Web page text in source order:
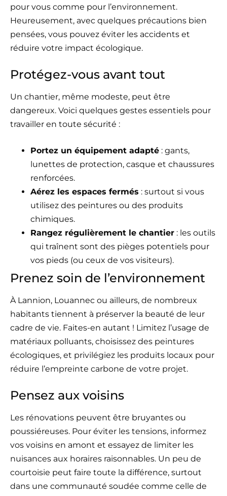
pour vous comme pour l’environnement.
Heureusement, avec quelques précautions bien
pensées, vous pouvez éviter les accidents et
réduire votre impact écologique.
Protégez-vous avant tout
Un chantier, même modeste, peut être
dangereux. Voici quelques gestes essentiels pour
travailler en toute sécurité :
Portez un équipement adapté : gants,
lunettes de protection, casque et chaussures
renforcées.
Aérez les espaces fermés : surtout si vous
utilisez des peintures ou des produits
chimiques.
Rangez régulièrement le chantier : les outils
qui traînent sont des pièges potentiels pour
vos pieds (ou ceux de vos visiteurs).
Prenez soin de l’environnement
À Lannion, Louannec ou ailleurs, de nombreux
habitants tiennent à préserver la beauté de leur
cadre de vie. Faites-en autant ! Limitez l’usage de
matériaux polluants, choisissez des peintures
écologiques, et privilégiez les produits locaux pour
réduire l’empreinte carbone de votre projet.
Pensez aux voisins
Les rénovations peuvent être bruyantes ou
poussiéreuses. Pour éviter les tensions, informez
vos voisins en amont et essayez de limiter les
nuisances aux horaires raisonnables. Un peu de
courtoisie peut faire toute la différence, surtout
dans une communauté soudée comme celle de